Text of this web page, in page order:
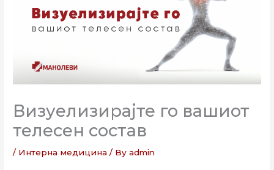
Визуелизирајте го вашиот
телесен состав
/ Интерна медицина / Byadmin